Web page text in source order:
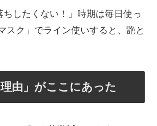
したくない！」時期は毎日使っ
スク」でライン使いすると、艶と
由」がここにあった